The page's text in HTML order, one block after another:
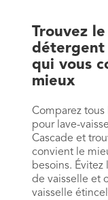
Trouvez le
détergent
qui vous
mieux
Comparez
pour lave-
Cascade et
convient le
besoins.
de vaisselle et
vaisselle